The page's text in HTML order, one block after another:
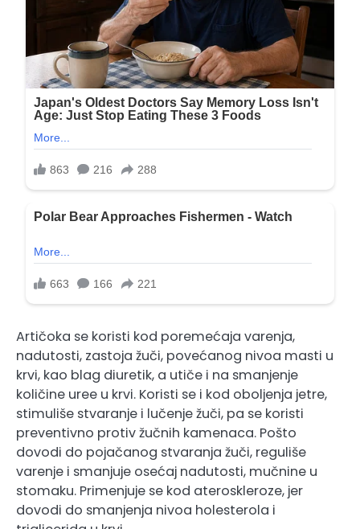
Artičoka se koristi kod poremećaja varenja,
nadutosti, zastoja žuči, povećanog nivoa masti u
krvi, kao blag diuretik, a utiče i na smanjenje
količine uree u krvi. Koristi se i kod oboljenja jetre,
stimuliše stvaranje i lučenje žuči, pa se koristi
preventivno protiv žučnih kamenaca. Pošto
dovodi do pojačanog stvaranja žuči, reguliše
varenje i smanjuje osećaj nadutosti, mučnine u
stomaku. Primenjuje se kod ateroskleroze, jer
dovodi do smanjenja nivoa holesterola i